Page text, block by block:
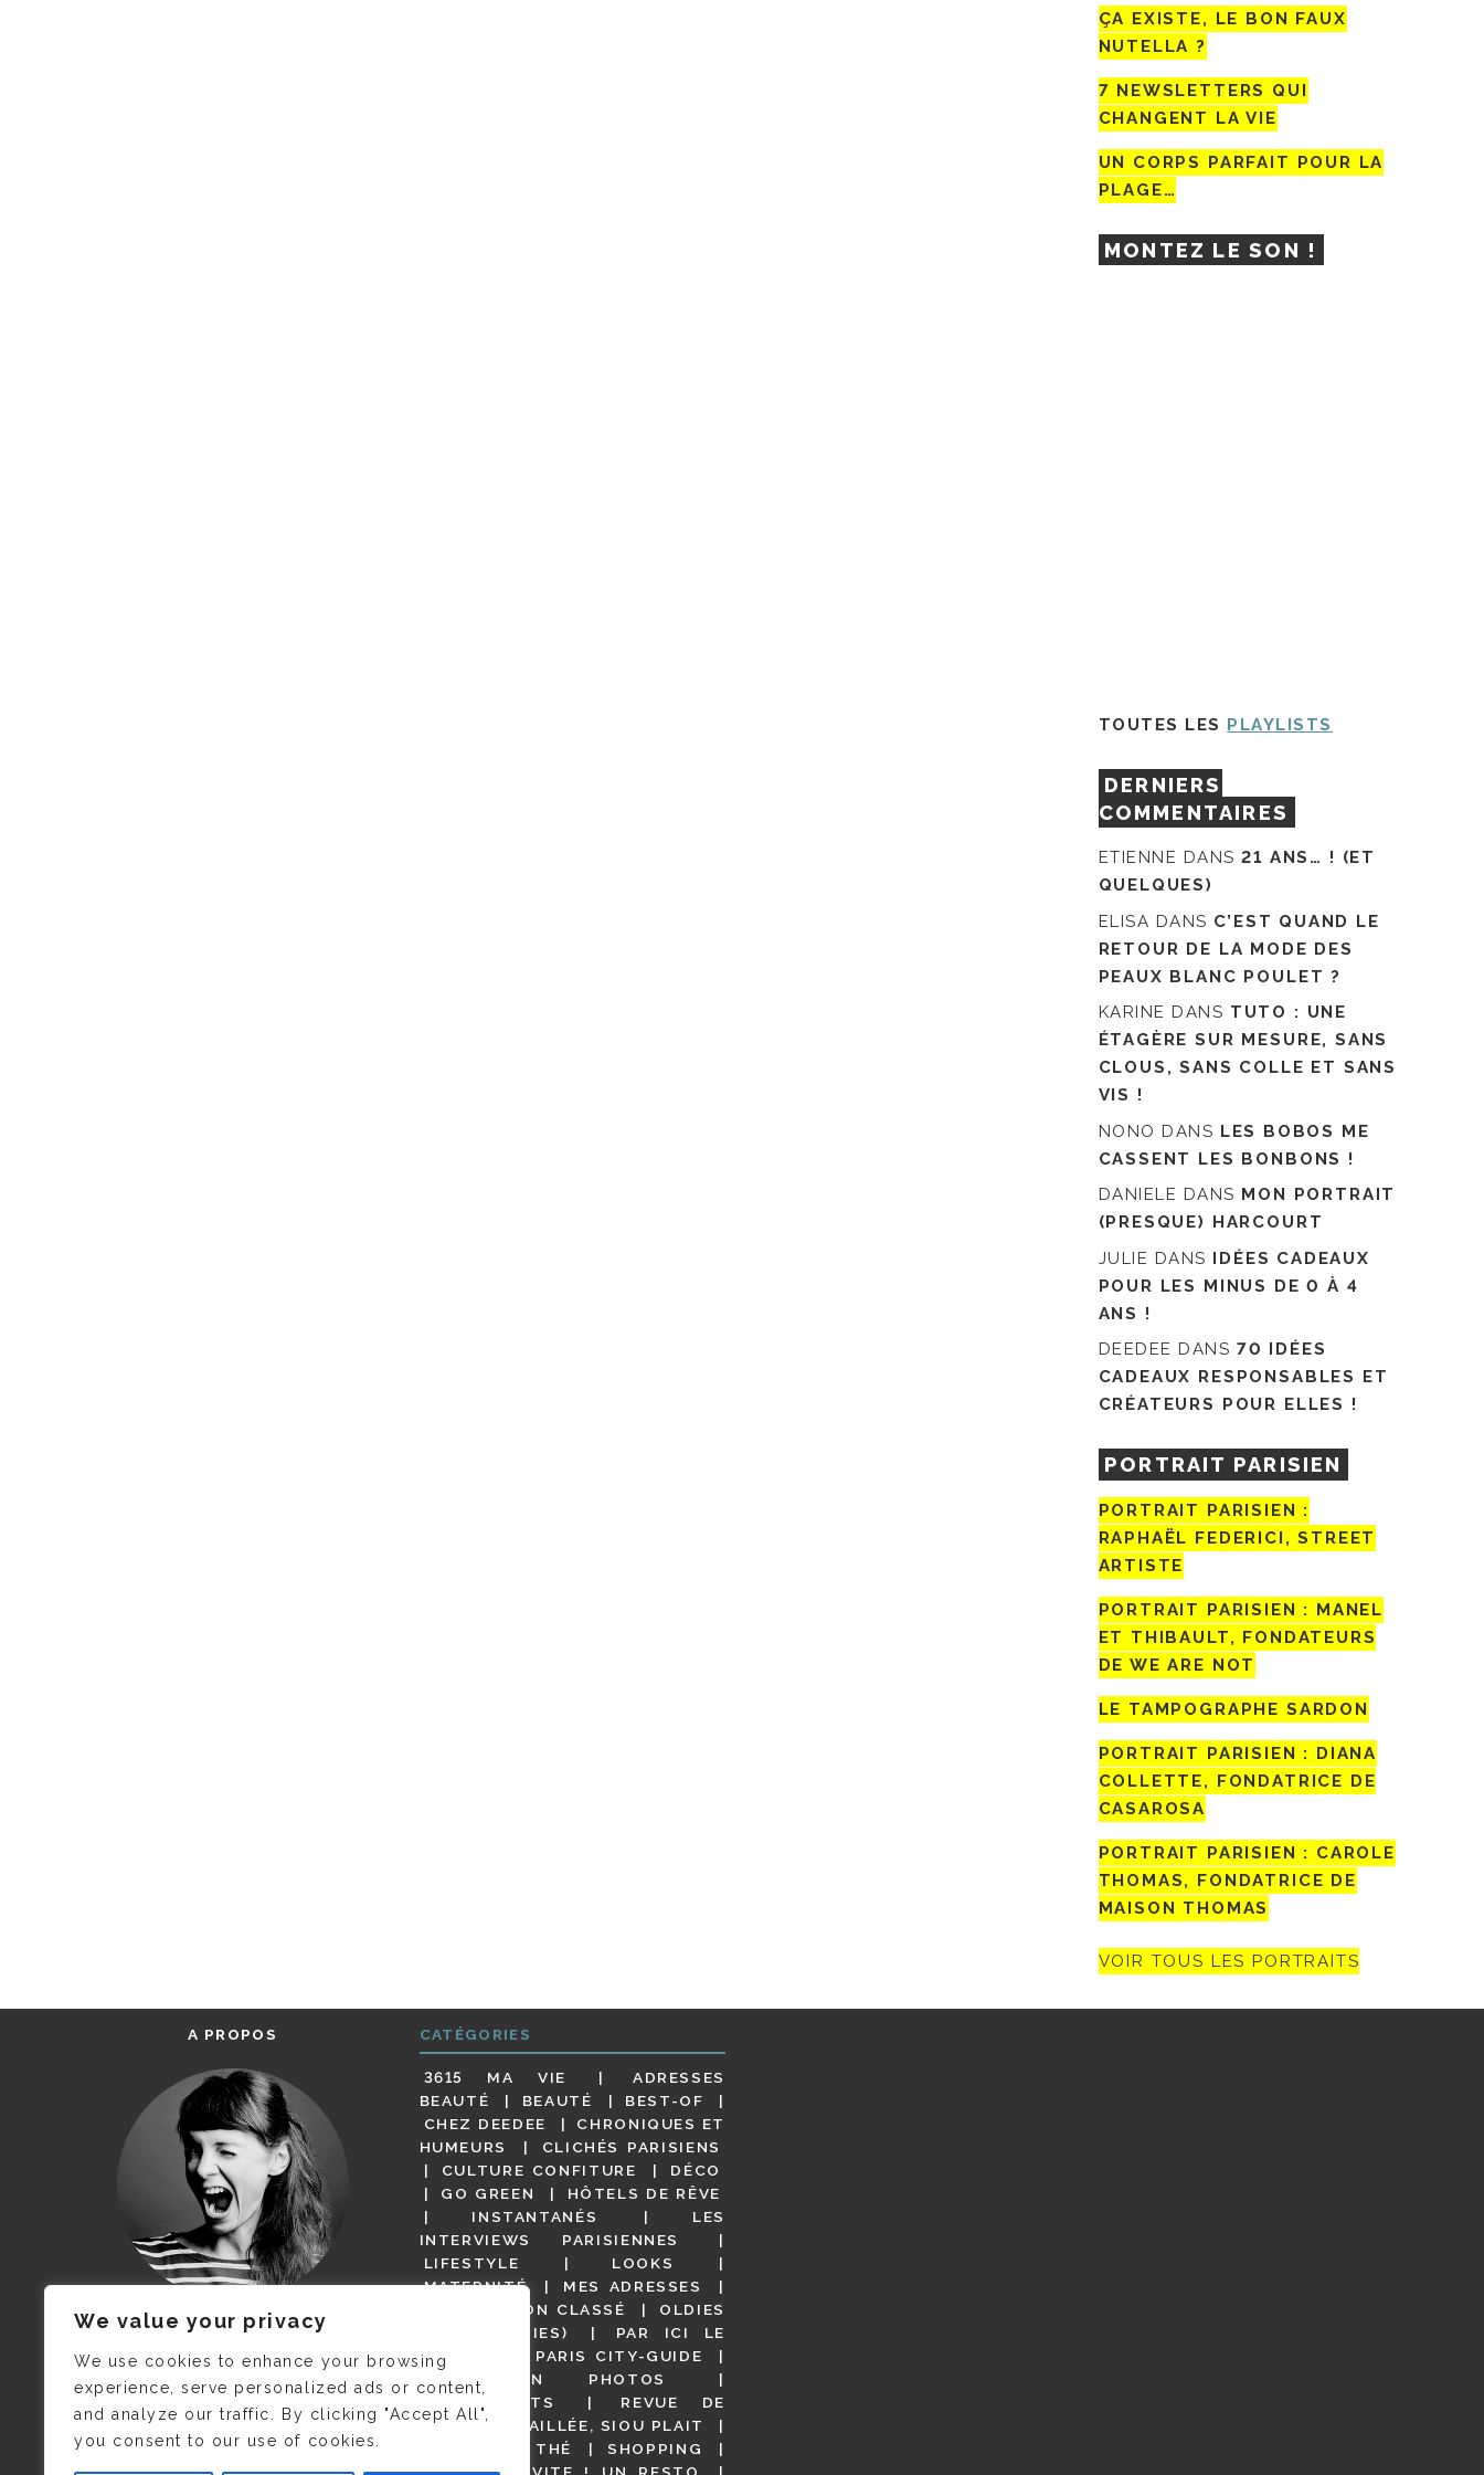
We value your privacy
We use cookies to enhance your browsing
experience, serve personalized ads or content,
and analyze our traffic. By clicking "Accept All",
you consent to our use of cookies.
ÇA EXISTE, LE BON FAUX
NUTELLA ?
7 NEWSLETTERS QUI
CHANGENT LA VIE
UN CORPS PARFAIT POUR LA
PLAGE…
MONTEZ LE SON !
TOUTES LES PLAYLISTS
DERNIERS
COMMENTAIRES
ETIENNE DANS21 ANS… ! (ET
QUELQUES)
ELISA DANS C’EST QUAND LE
RETOUR DE LA MODE DES
PEAUX BLANC POULET ?
KARINE DANS TUTO : UNE
ÉTAGÈRE SUR MESURE, SANS
CLOUS, SANS COLLE ET SANS
VIS !
NONO DANS LES BOBOS ME
CASSENT LES BONBONS !
DANIELE DANS MON PORTRAIT
(PRESQUE) HARCOURT
JULIE DANS IDÉES CADEAUX
POUR LES MINUS DE 0 À 4
ANS !
DEEDEE DANS 70 IDÉES
CADEAUX RESPONSABLES ET
CRÉATEURS POUR ELLES !
PORTRAIT PARISIEN
PORTRAIT PARISIEN :
RAPHAËL FEDERICI, STREET
ARTISTE
PORTRAIT PARISIEN : MANEL
ET THIBAULT, FONDATEURS
DE WE ARE NOT
LE TAMPOGRAPHE SARDON
PORTRAIT PARISIEN : DIANA
COLLETTE, FONDATRICE DE
CASAROSA
PORTRAIT PARISIEN : CAROLE
THOMAS, FONDATRICE DE
MAISON THOMAS
VOIR TOUS LES PORTRAITS
A PROPOS
JE M’APPELLE DELPHINE MAIS
C’EST ©CAMILLE COLLIN QUI A
PRIS CETTE PHOTO !
CATÉGORIES
3615 MA VIE
ADRESSES
BEAUTÉ
BEAUTÉ
BEST-OF
CHEZ DEEDEE
CHRONIQUES ET
HUMEURS
CLICHÉS PARISIENS
CULTURE CONFITURE
DÉCO
GO GREEN
HÔTELS DE RÊVE
INSTANTANÉS
LES
INTERVIEWS PARISIENNES
LIFESTYLE
LOOKS
MATERNITÉ
MES ADRESSES
NON CLASSÉ
OLDIES
(BUT GOODIES)
PAR ICI LE
MAGOT !
PARIS CITY-GUIDE
PARIS EN PHOTOS
RESTAURANTS
REVUE DE
PRESSE DÉTAILLÉE, SIOU PLAIT
SALONS DE THÉ
SHOPPING
VIDÉOS
VITE ! UN RESTO